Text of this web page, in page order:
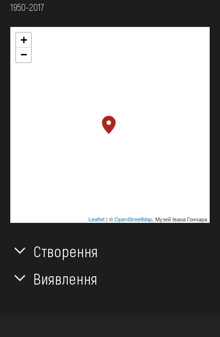
1950-2017
+
−
Leaflet| ©OpenStreetMap, Музей Івана Гончара
Створення
Виявлення